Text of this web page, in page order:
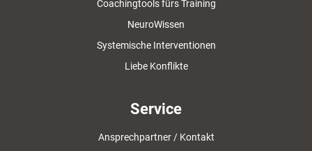
Coachingtools fürs Training
NeuroWissen
Systemische Interventionen
Liebe Konflikte
Service
Ansprechpartner / Kontakt